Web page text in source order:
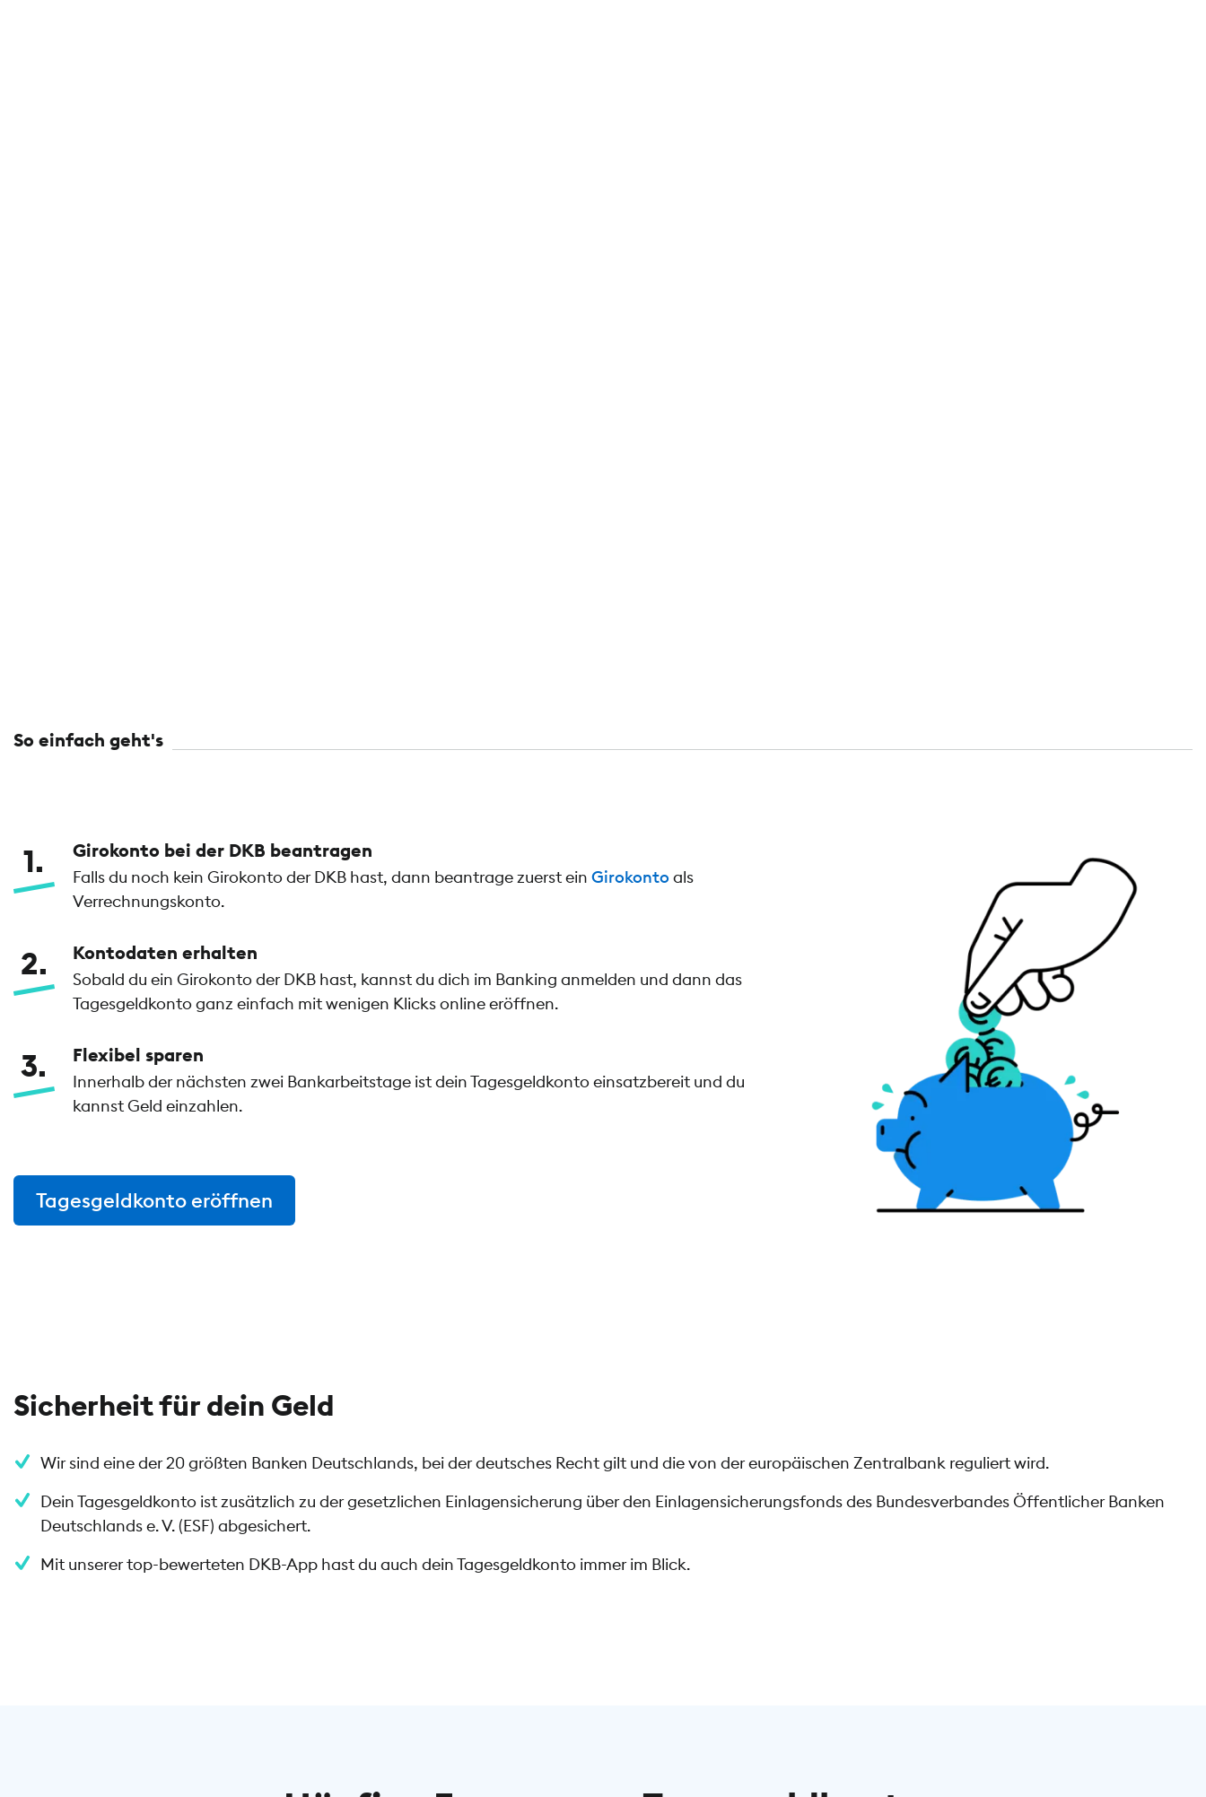
So einfach geht's
1 Girokonto bei der DKB beantragen
Falls du noch kein Girokonto der DKB hast, dann beantrage zuerst ein Girokonto als
Verrechnungskonto.
2 Kontodaten erhalten
Sobald du ein Girokonto der DKB hast, kannst du dich im Banking anmelden und dann das
Tagesgeldkonto ganz einfach mit wenigen Klicks online eröffnen.
3 Flexibel sparen
Innerhalb der nächsten zwei Bankarbeitstage ist dein Tagesgeldkonto einsatzbereit und du
kannst Geld einzahlen.
Tagesgeldkonto eröffnen
Sicherheit für dein Geld
Wir sind eine der 20 größten Banken Deutschlands, bei der deutsches Recht gilt und die von der europäischen Zentralbank reguliert wird.
Dein Tagesgeldkonto ist zusätzlich zu der gesetzlichen Einlagensicherung über den Einlagensicherungsfonds des Bundesverbandes Öffentlicher Banken
Deutschlands e. V. (ESF) abgesichert.
Mit unserer top-bewerteten DKB-App hast du auch dein Tagesgeldkonto immer im Blick.